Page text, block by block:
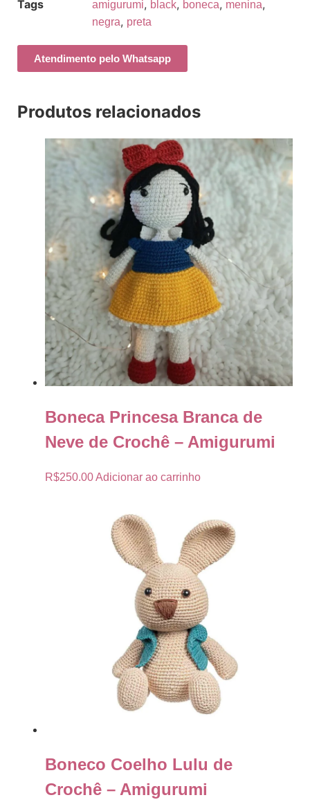
Tags amigurumi, black, boneca, menina,
negra, preta
Atendimento pelo Whatsapp
Produtos relacionados
Boneca Princesa Branca de
Neve de Crochê – Amigurumi
R$250.00Adicionar ao carrinho
Boneco Coelho Lulu de
Crochê – Amigurumi